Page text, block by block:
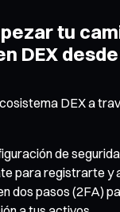
tu
DEX
DEX a
de
para registrarte y
dos pasos (2FA)